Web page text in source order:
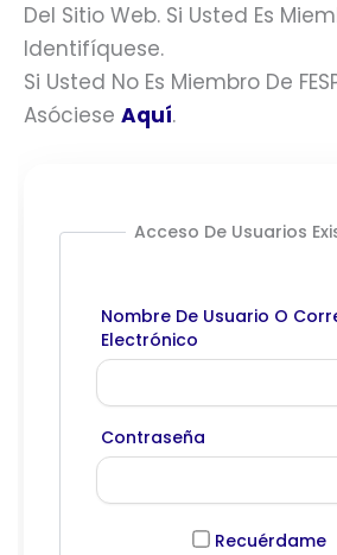
Del Sitio Web. Si Usted Es
Identifíquese.
Si Usted No Es Miembro De
Asóciese Aquí.
Acceso De Usuarios
Nombre De Usuario O
Electrónico
Contraseña
Recuérdame